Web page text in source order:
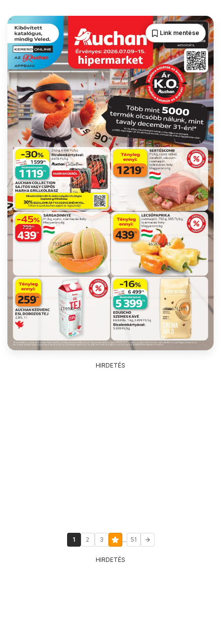
Link mentése
HIRDETÉS
1 2 3 ... 51
HIRDETÉS